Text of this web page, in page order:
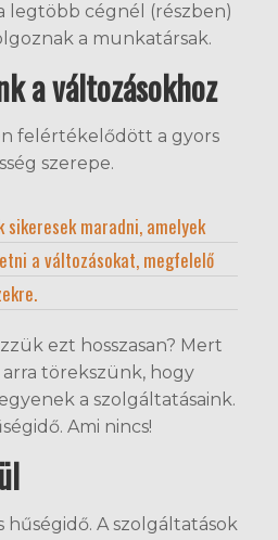
legtöbb cégnél (részben)
a munkatársak.
a változásokhoz
felértékelődött a gyors
szerepe.
sikeresek maradni, amelyek
a változásokat, megfelelő
ezt hosszasan? Mert
törekszünk, hogy
a szolgáltatásaink.
Ami nincs!
hűségidő. A szolgáltatások